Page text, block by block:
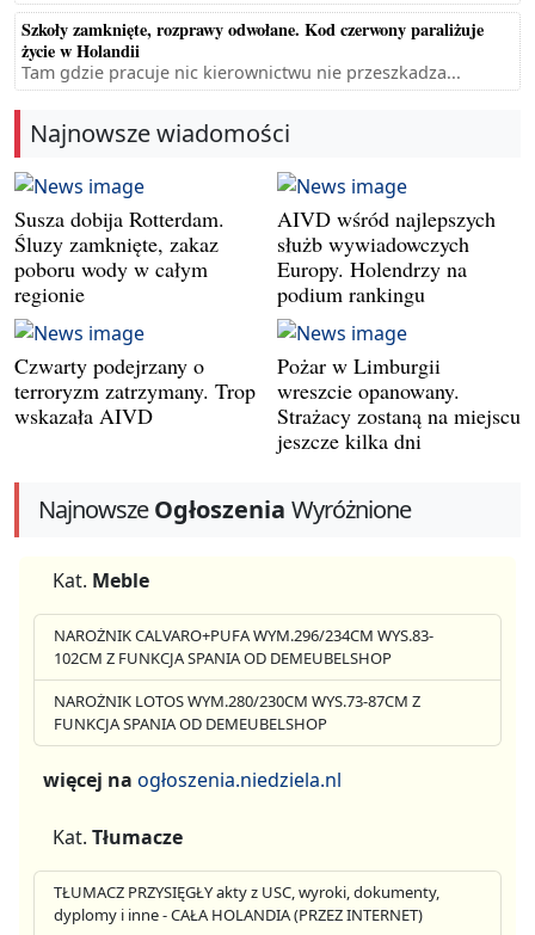
Szkoły zamknięte, rozprawy odwołane. Kod czerwony paraliżuje
życie w Holandii
Tam gdzie pracuje nic kierownictwu nie przeszkadza...
Najnowsze wiadomości
Susza dobija Rotterdam.
Śluzy zamknięte, zakaz
poboru wody w całym
regionie
AIVD wśród najlepszych
służb wywiadowczych
Europy. Holendrzy na
podium rankingu
Czwarty podejrzany o
terroryzm zatrzymany. Trop
wskazała AIVD
Pożar w Limburgii
wreszcie opanowany.
Strażacy zostaną na miejscu
jeszcze kilka dni
NajnowszeOgłoszenia Wyróżnione
Kat. Meble
NAROŻNIK CALVARO+PUFA WYM.296/234CM WYS.83-
102CM Z FUNKCJA SPANIA OD DEMEUBELSHOP
NAROŻNIK LOTOS WYM.280/230CM WYS.73-87CM Z
FUNKCJA SPANIA OD DEMEUBELSHOP
więcej na ogłoszenia.niedziela.nl
Kat. Tłumacze
TŁUMACZ PRZYSIĘGŁY akty z USC, wyroki, dokumenty,
dyplomy i inne - CAŁA HOLANDIA (PRZEZ INTERNET)